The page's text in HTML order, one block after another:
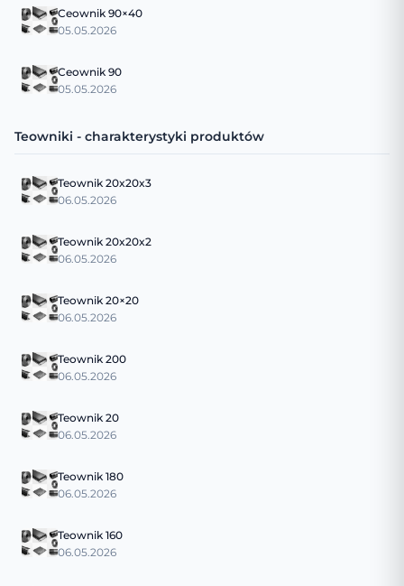
Ceownik 90×40
05.05.2026
Ceownik 90
05.05.2026
Teowniki - charakterystyki produktów
Teownik 20x20x3
06.05.2026
Teownik 20x20x2
06.05.2026
Teownik 20×20
06.05.2026
Teownik 200
06.05.2026
Teownik 20
06.05.2026
Teownik 180
06.05.2026
Teownik 160
06.05.2026